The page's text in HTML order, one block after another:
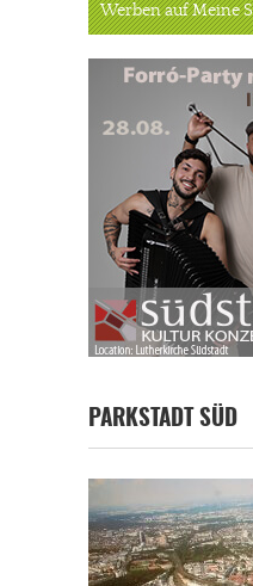
Werben auf Meine
PARKSTADT SÜD